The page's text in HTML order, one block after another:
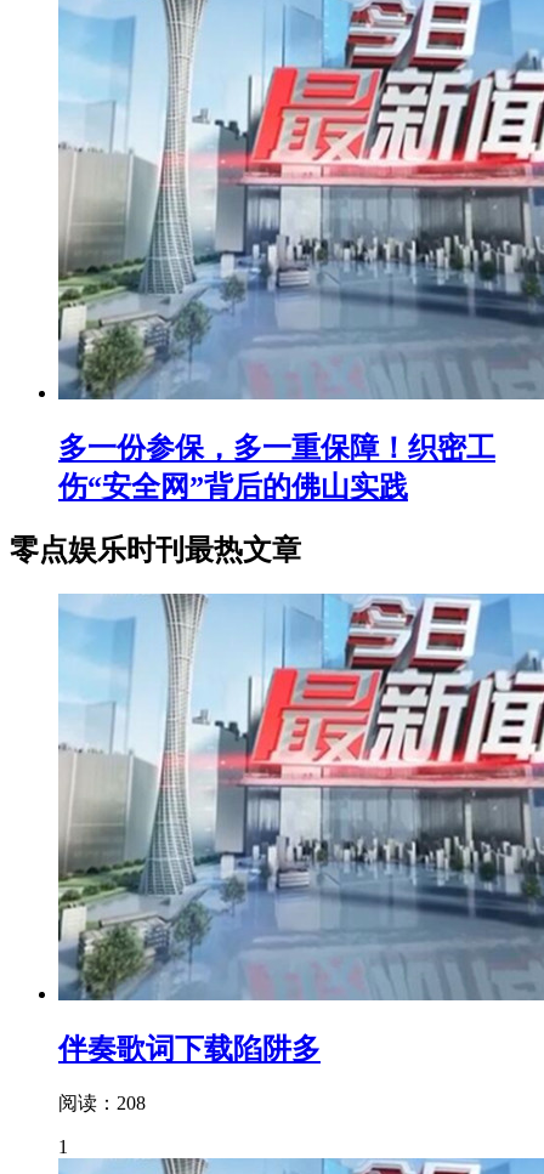
多一份参保，多一重保障！织密工
伤“安全网”背后的佛山实践
零点娱乐时刊最热文章
伴奏歌词下载陷阱多
阅读：208
1